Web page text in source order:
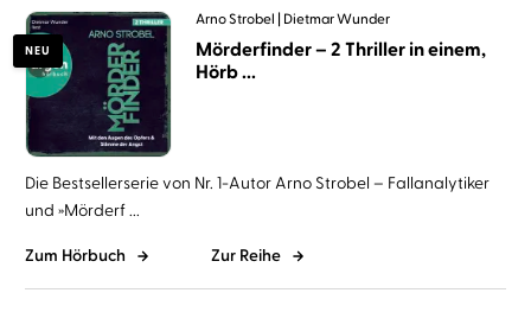
NEU
Arno Strobel Dietmar Wunder
Mörderfinder – 2 Thriller in einem,
Hörb ...
Die Bestsellerserie von Nr. 1-Autor Arno Strobel – Fallanalytiker
und »Mörderf ...
Zum Hörbuch Zur Reihe